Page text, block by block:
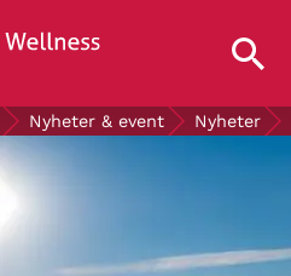
Nyheter & event Nyheter